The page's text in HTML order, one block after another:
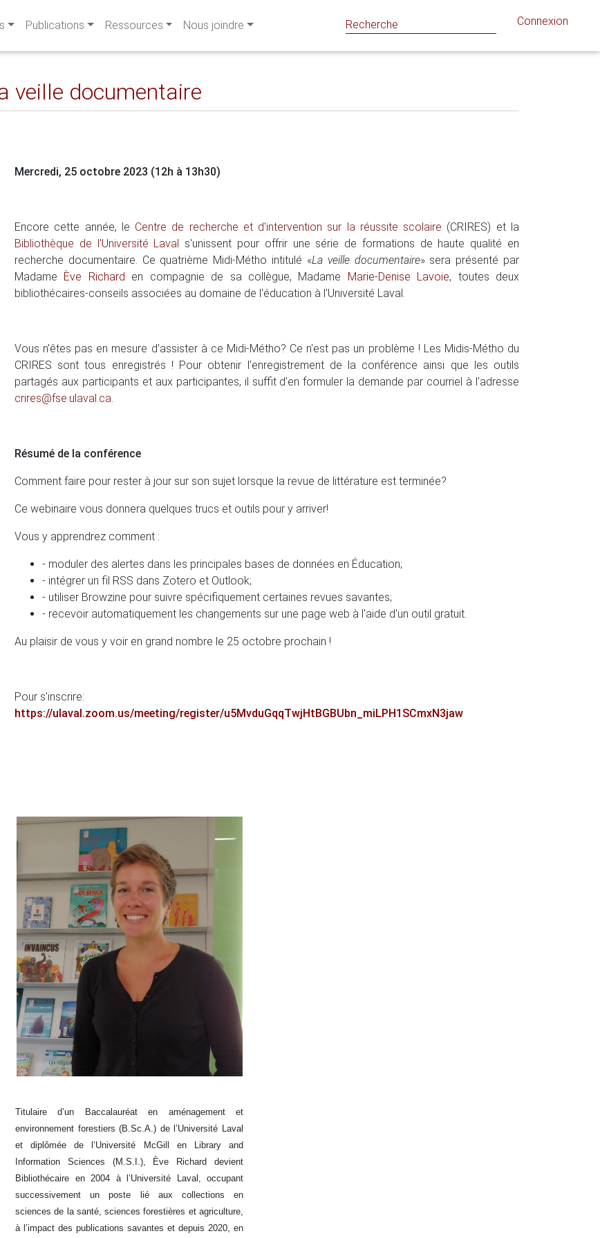
Publications Ressources Nous joindre Connexion
veille documentaire
Mercredi, 25 octobre 2023 (12h à 13h30)
Encore cette année, le Centre de recherche et d'intervention sur la réussite scolaire (CRIRES) et la
Bibliothèque de l'Université Laval s'unissent pour offrir une série de formations de haute qualité en
recherche documentaire. Ce quatrième Midi-Métho intitulé «La veille documentaire» sera présenté par
Madame Ève Richard en compagnie de sa collègue, Madame Marie-Denise Lavoie, toutes deux
bibliothécaires-conseils associées au domaine de l'éducation à l'Université Laval.
Vous n'êtes pas en mesure d'assister à ce Midi-Métho? Ce n'est pas un problème ! Les Midis-Métho du
CRIRES sont tous enregistrés ! Pour obtenir l'enregistrement de la conférence ainsi que les outils
partagés aux participants et aux participantes, il suffit d'en formuler la demande par courriel à l'adresse
crires@fse.ulaval.ca.
Résumé de la conférence
Comment faire pour rester à jour sur son sujet lorsque la revue de littérature est terminée?
Ce webinaire vous donnera quelques trucs et outils pour y arriver!
Vous y apprendrez comment :
- moduler des alertes dans les principales bases de données en Éducation;
- intégrer un fil RSS dans Zotero et Outlook;
- utiliser Browzine pour suivre spécifiquement certaines revues savantes;
- recevoir automatiquement les changements sur une page web à l'aide d'un outil gratuit.
Au plaisir de vous y voir en grand nombre le 25 octobre prochain !
Pour s'inscrire:
https://ulaval.zoom.us/meeting/register/u5MvduGqqTwjHtBGBUbn_miLPH1SCmxN3jaw
Titulaire d’un Baccalauréat en aménagement et
environnement forestiers (B.Sc.A.) de l’Université Laval
et diplômée de l’Université McGill en Library and
Information Sciences (M.S.I.),
Ève Richard devient
Bibliothécaire en 2004 à l’Université Laval, occupant
successivement un poste lié aux collections en
sciences de la santé, sciences forestières et agriculture,
à l’impact des publications savantes et depuis 2020, en